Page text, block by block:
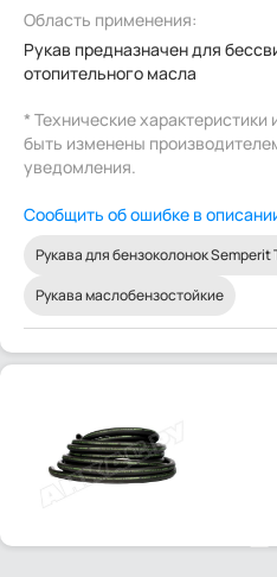
Область применения:
Рукав предназначен для
отопительного масла
* Технические характеристики
быть изменены
уведомления.
Сообщить об ошибке в
Рукава для бензоколонок Semperit
Рукава маслобензостойкие